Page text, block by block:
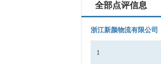
全部点评信息
浙江新颜物流有限公司
1